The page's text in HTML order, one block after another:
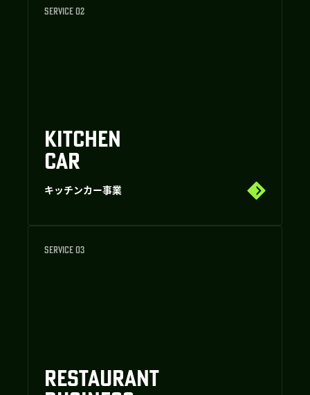
SERVICE 02
KITCHEN
CAR
キッチンカー事業
SERVICE 03
RESTAURANT